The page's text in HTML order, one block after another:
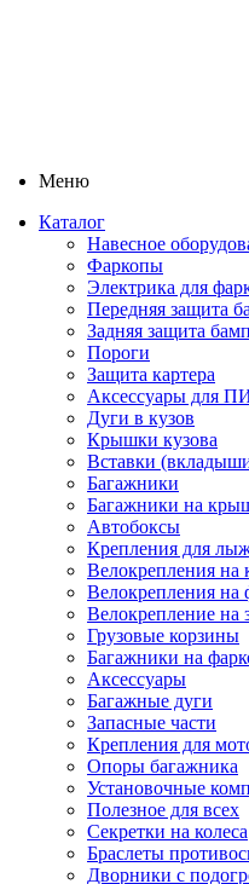
Меню
Каталог
Навесное
Фаркопы
Электрика для
Передняя защита
Задняя защита
Пороги
Защита картера
Аксессуары для
Дуги в кузов
Крышки кузова
Вставки
Багажники
Багажники на
Автобоксы
Крепления для
Велокрепления
Велокрепления на
Велокрепление на
Грузовые корзины
Багажники на
Аксессуары
Багажные дуги
Запасные части
Крепления для
Опоры багажника
Установочные
Полезное для всех
Секретки на колеса
Браслеты
Дворники с